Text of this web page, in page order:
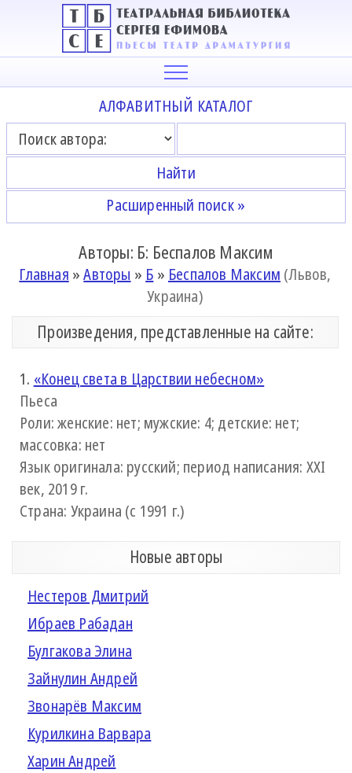
АЛФАВИТНЫЙ КАТАЛОГ
Расширенный поиск »
Авторы: Б: Беспалов Максим
Главная »Авторы » Б » Беспалов Максим (Львов,
Украина)
Произведения, представленные на сайте:
1. «Конец света в Царствии небесном»
Пьеса
Роли: женские: нет; мужские: 4; детские: нет;
массовка: нет
Язык оригинала: русский; период написания: XXI
век, 2019 г.
Страна: Украина (с 1991 г.)
Новые авторы
Нестеров Дмитрий
Ибраев Рабадан
Булгакова Элина
Зайнулин Андрей
Звонарёв Максим
Курилкина Варвара
Харин Андрей